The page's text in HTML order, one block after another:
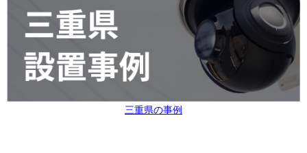
三重県の事例